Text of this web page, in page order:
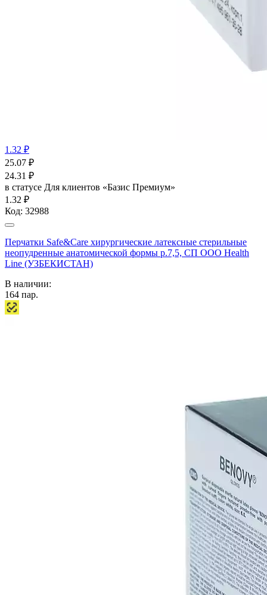
1.32 ₽
25.07 ₽
24.31 ₽
в статусе Для клиентов «Базис Премиум»
1.32 ₽
Код: 32988
Перчатки Safe&Care хирургические латексные стерильные
неопудренные анатомической формы р.7,5, СП ООО Health
Line (УЗБЕКИСТАН)
В наличии:
164 пар.